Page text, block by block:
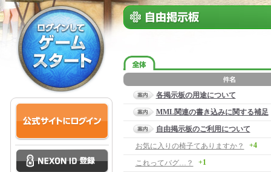
各掲示板の用途について
MML関連の書き込みに関する補足
自由掲示板のご利用について
お気に入りの椅子てありますか？
+4
これってバグ…？ +1